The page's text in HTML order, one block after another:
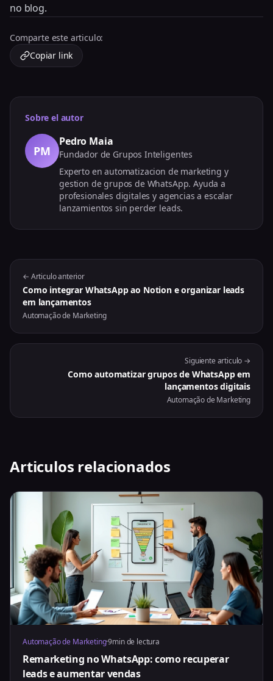
no blog.
Comparte este articulo:
Copiar link
Sobre el autor
PM
Pedro Maia
Fundador de Grupos Inteligentes
Experto en automatizacion de marketing y
gestion de grupos de WhatsApp. Ayuda a
profesionales digitales y agencias a escalar
lanzamientos sin perder leads.
← Articulo anterior
Como integrar WhatsApp ao Notion e organizar leads
em lançamentos
Automação de Marketing
Siguiente articulo →
Como automatizar grupos de WhatsApp em
lançamentos digitais
Automação de Marketing
Articulos relacionados
Automação de Marketing·9min de lectura
Remarketing no WhatsApp: como recuperar
leads e aumentar vendas